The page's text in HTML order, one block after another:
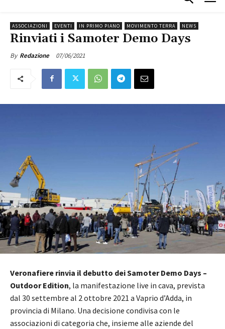
ASSOCIAZIONI EVENTI IN PRIMO PIANO MOVIMENTO TERRA NEWS
Rinviati i Samoter Demo Days
By Redazione 07/06/2021
Veronafiere rinvia il debutto dei Samoter Demo Days –
Outdoor Edition, la manifestazione live in cava, prevista
dal 30 settembre al 2 ottobre 2021 a Vaprio d’Adda, in
provincia di Milano. Una decisione condivisa con le
associazioni di categoria che, insieme alle aziende del